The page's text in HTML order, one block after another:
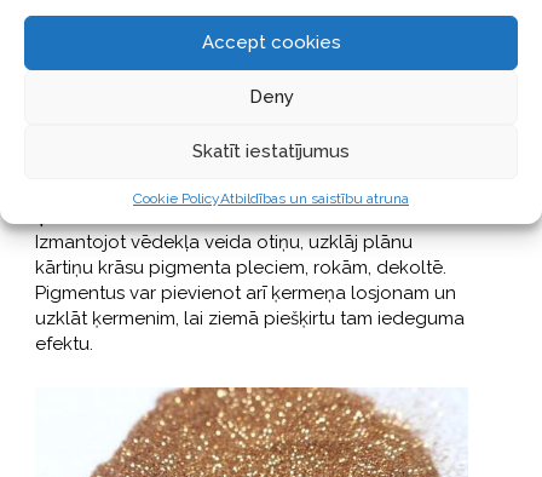
Accept cookies
Deny
Skatīt iestatījumus
Cookie PolicyAtbildības un saistību atruna
Izmantojot vēdekļa veida otiņu, uzklāj plānu
kārtiņu krāsu pigmenta pleciem, rokām, dekoltē.
Pigmentus var pievienot arī ķermeņa losjonam un
uzklāt ķermenim, lai ziemā piešķirtu tam iedeguma
efektu.